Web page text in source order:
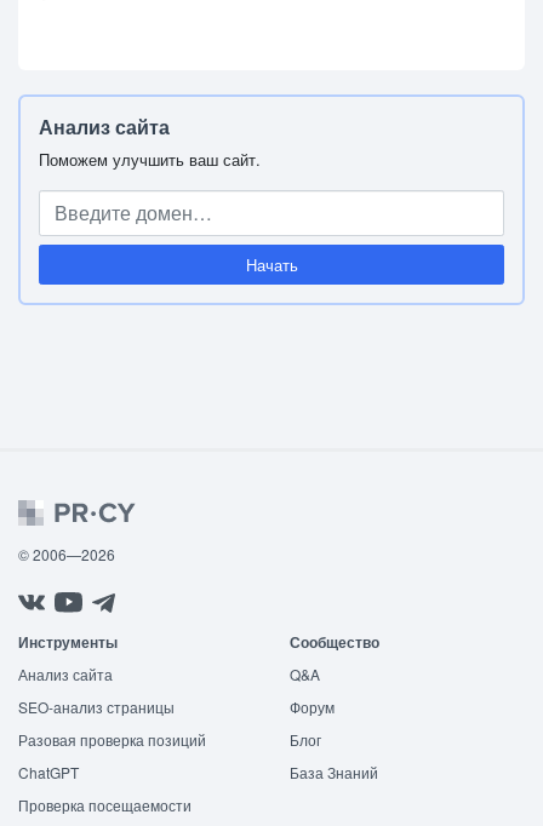
Анализ сайта
Поможем улучшить ваш сайт.
Начать
© 2006—2026
Инструменты
Анализ сайта
SEO-анализ страницы
Разовая проверка позиций
ChatGPT
Проверка посещаемости
Сообщество
Q&A
Форум
Блог
База Знаний